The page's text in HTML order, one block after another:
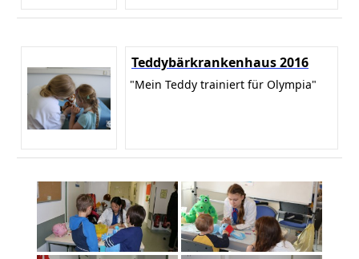
Teddybärkrankenhaus 2016
"Mein Teddy trainiert für Olympia"